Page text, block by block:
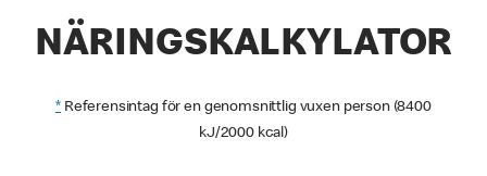
NÄRINGSKALKYLATOR
*Referensintag för en genomsnittlig vuxen person (8400
kJ/2000 kcal)